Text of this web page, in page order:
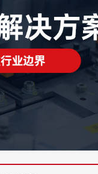
企业风采
专利证书
生产设备
荣誉资质
组织机构